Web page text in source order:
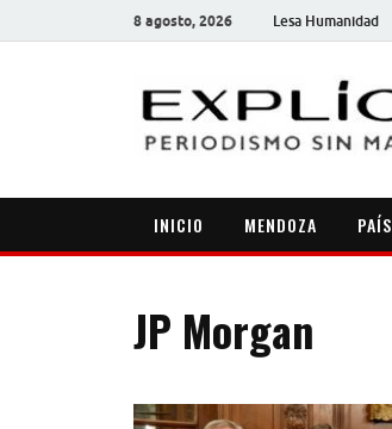
8 agosto, 2026 Lesa Humanidad
INICIO MENDOZA PAÍS
JP Morgan